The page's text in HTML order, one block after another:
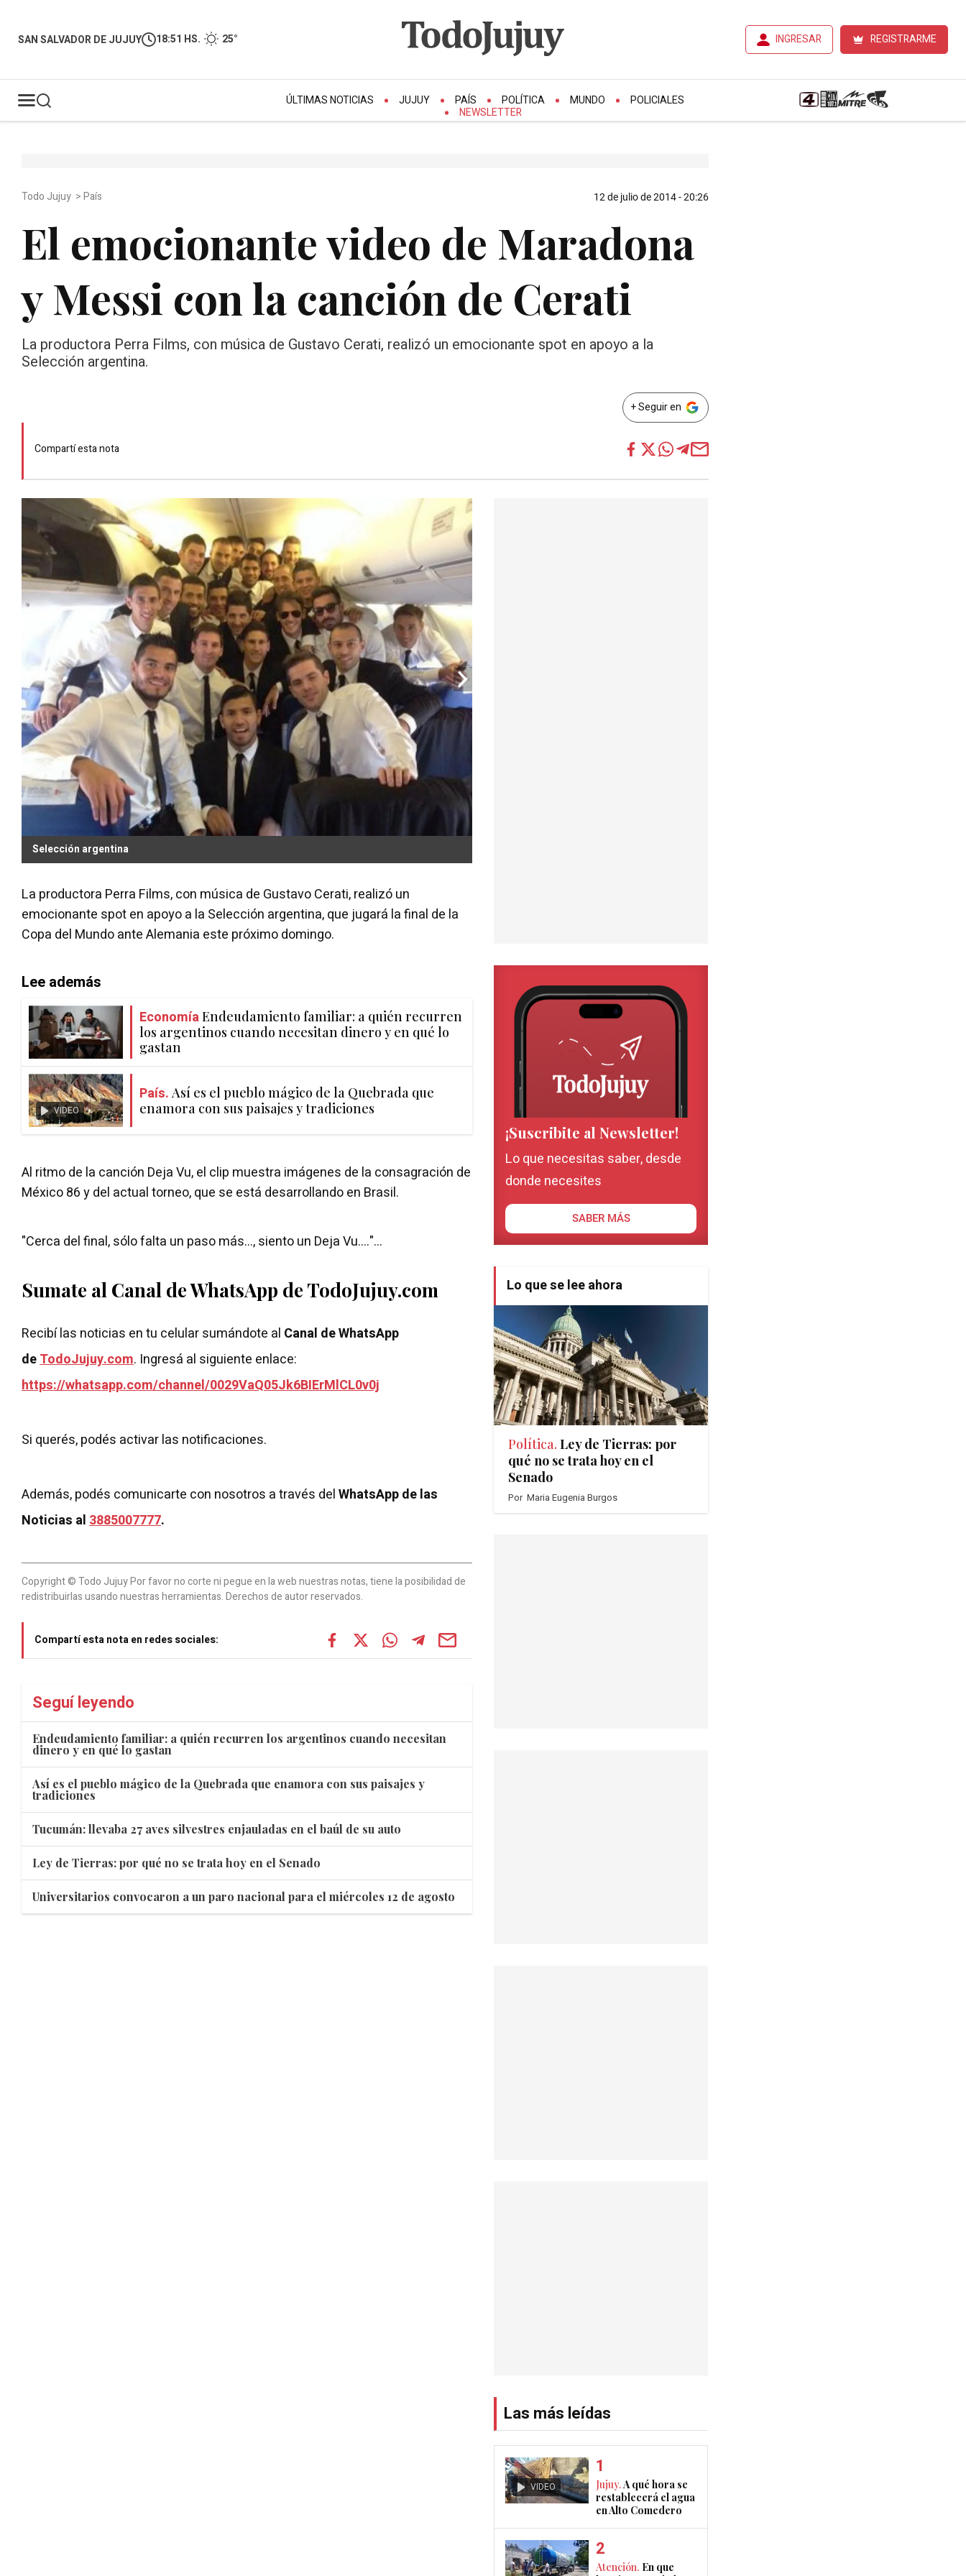
SAN SALVADOR DE JUJUY 18:51 HS. 25° INGRESAR REGISTRARME
ÚLTIMAS NOTICIAS JUJUY PAÍS POLÍTICA MUNDO
POLICIALES
NEWSLETTER
Todo Jujuy >País 12 de julio de 2014 - 20:26
El emocionante video de Maradona
y Messi con la canción de Cerati
La productora Perra Films, con música de Gustavo Cerati, realizó un emocionante spot en apoyo a la
Selección argentina.
+ Seguir en
Compartí esta nota
Selección argentina
La productora Perra Films, con música de Gustavo Cerati, realizó un
emocionante spot en apoyo a la Selección argentina, que jugará la final de la
Copa del Mundo ante Alemania este próximo domingo.
Lee además
EconomíaEndeudamiento familiar: a quién recurren
los argentinos cuando necesitan dinero y en qué lo
gastan
VIDEO
País. Así es el pueblo mágico de la Quebrada que
enamora con sus paisajes y tradiciones
Al ritmo de la canción Deja Vu, el clip muestra imágenes de la consagración de
México 86 y del actual torneo, que se está desarrollando en Brasil.
"Cerca del final, sólo falta un paso más..., siento un Deja Vu...."...
Sumate al Canal de WhatsApp de TodoJujuy.com
Recibí las noticias en tu celular sumándote al Canal de WhatsApp
deTodoJujuy.com. Ingresá al siguiente enlace:
https://whatsapp.com/channel/0029VaQ05Jk6BIErMlCL0v0j
Si querés, podés activar las notificaciones.
Además, podés comunicarte con nosotros a través delWhatsApp de las
Noticias al3885007777.
Copyright © Todo Jujuy Por favor no corte ni pegue en la web nuestras notas, tiene la posibilidad de
redistribuirlas usando nuestras herramientas. Derechos de autor reservados.
Compartí esta nota en redes sociales:
Seguí leyendo
Endeudamiento familiar: a quién recurren los argentinos cuando necesitan
dinero y en qué lo gastan
Así es el pueblo mágico de la Quebrada que enamora con sus paisajes y
tradiciones
Tucumán: llevaba 27 aves silvestres enjauladas en el baúl de su auto
Ley de Tierras: por qué no se trata hoy en el Senado
Universitarios convocaron a un paro nacional para el miércoles 12 de agosto
¡Suscribite al Newsletter!
Lo que necesitas saber, desde
donde necesites
SABER MÁS
Lo que se lee ahora
Política. Ley de Tierras: por
qué no se trata hoy en el
Senado
Por Maria Eugenia Burgos
Las más leídas
VIDEO Jujuy.A qué hora se
restablecerá el agua
en Alto Comedero
Atención. En que